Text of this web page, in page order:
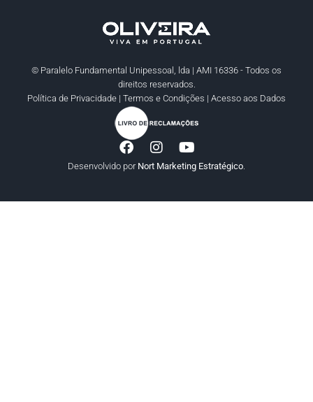
© Paralelo Fundamental Unipessoal, lda | AMI 16336 - Todos os
direitos reservados.
Política de Privacidade | Termos e Condições | Acesso aos Dados
Desenvolvido por Nort Marketing Estratégico